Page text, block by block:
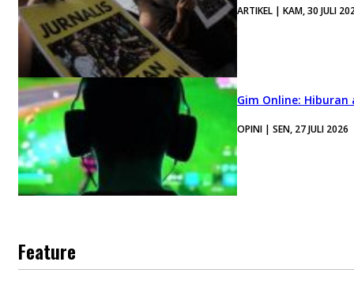
ARTIKEL | KAM, 30 JULI
Gim Online:
OPINI | SEN, 27 JULI 2026
Feature